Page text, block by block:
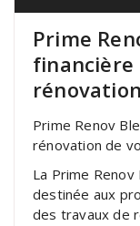
Prime
Prime Renov
rénovation de
La Prime
destinée aux
des travaux de